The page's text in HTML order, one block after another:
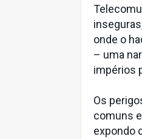
onde o
– uma
impérios
Os
comuns
expondo